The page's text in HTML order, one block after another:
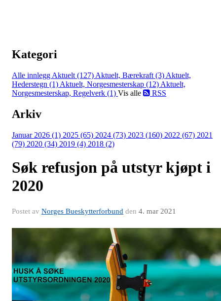
Kategori
Alle innlegg Aktuelt (127) Aktuelt, Bærekraft (3) Aktuelt,
Hederstegn (1) Aktuelt, Norgesmesterskap (12) Aktuelt,
Norgesmesterskap, Regelverk (1) Vis alle RSS
Arkiv
Januar 2026 (1) 2025 (65) 2024 (73) 2023 (160) 2022 (67) 2021
(79) 2020 (34) 2019 (4) 2018 (2)
Søk refusjon på utstyr kjøpt i
2020
Postet av Norges Bueskytterforbund den 4. mar 2021